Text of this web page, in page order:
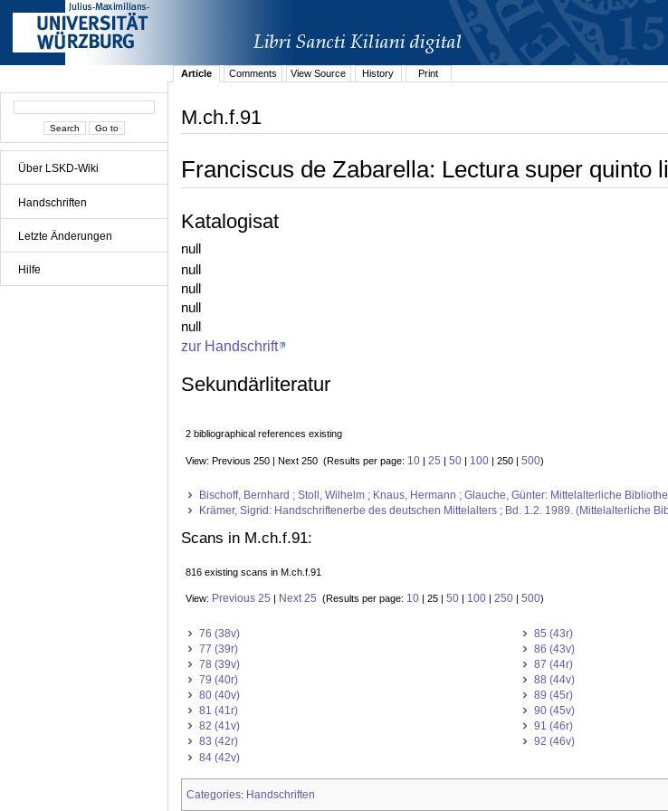
Über LSKD-Wiki
Handschriften
Letzte Änderungen
Hilfe
Article
Comments View Source History Print
M.ch.f.91
Franciscus de Zabarella: Lectura super quinto
Katalogisat
null
null
null
null
null
zur Handschrift
Sekundärliteratur
2 bibliographical references existing
View: Previous 250 | Next 250 (Results per page: 10 | 25 | 50 | 100 | 250 | 500)
Bischoff, Bernhard ; Stoll, Wilhelm ; Knaus, Hermann ; Glauche, Günter: Mittelalterliche
Krämer, Sigrid: Handschriftenerbe des deutschen Mittelalters ; Bd. 1.2. 1989. (Mittelalterliche
Scans in M.ch.f.91:
816 existing scans in M.ch.f.91
View: Previous 25 Next 25 (Results per page: 10 | 25 | 50 100 250 500)
76 (38v)
77 (39r)
78 (39v)
79 (40r)
80 (40v)
81 (41r)
82 (41v)
83 (42r)
84 (42v)
85 (43r)
86 (43v)
87 (44r)
88 (44v)
89 (45r)
90 (45v)
91 (46r)
92 (46v)
Categories: Handschriften